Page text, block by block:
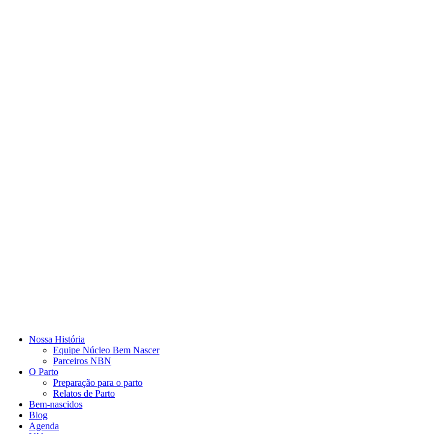
Nossa História
Equipe Núcleo Bem Nascer
Parceiros NBN
O Parto
Preparação para o parto
Relatos de Parto
Bem-nascidos
Blog
Agenda